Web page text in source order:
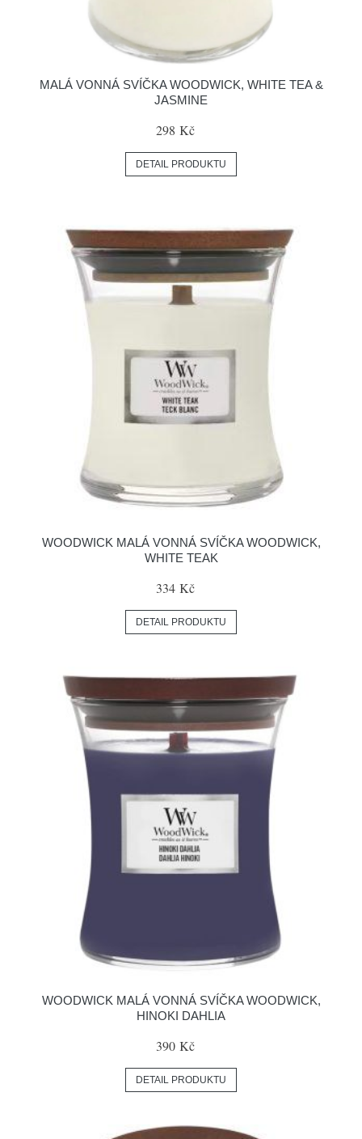
MALÁ VONNÁ SVÍČKA WOODWICK, WHITE TEA &
JASMINE
298 Kč
DETAIL PRODUKTU
WOODWICK MALÁ VONNÁ SVÍČKA WOODWICK,
WHITE TEAK
334 Kč
DETAIL PRODUKTU
WOODWICK MALÁ VONNÁ SVÍČKA WOODWICK,
HINOKI DAHLIA
390 Kč
DETAIL PRODUKTU